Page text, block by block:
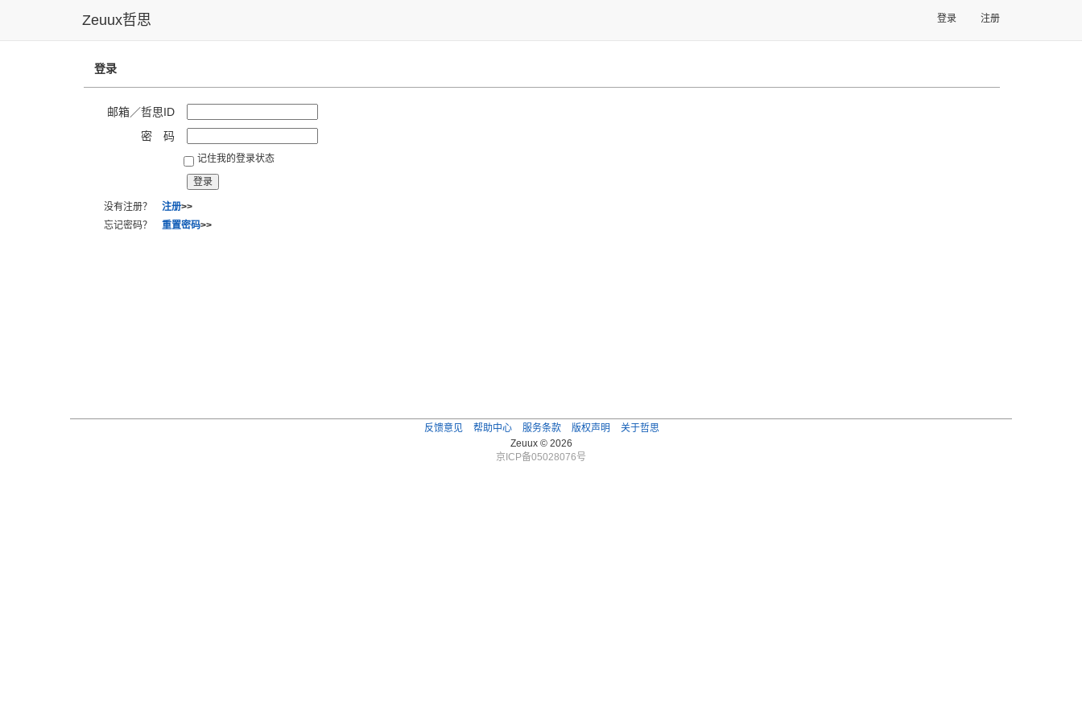
Zeuux哲思 登录 注册
登录
邮箱／哲思ID
密 码
记住我的登录状态
没有注册？ 注册>>
忘记密码？ 重置密码>>
反馈意见 帮助中心 服务条款 版权声明
关于哲思
Zeuux © 2026
京ICP备05028076号